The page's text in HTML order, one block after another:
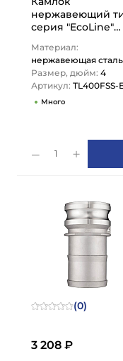
нержавеющий
серия "EcoLine"
резьба BSP 4",
AISI304,…
Материал:
нержавеющая
Размер, дюйм: 4
Артикул: TL400FSS-
Много
1
(0)
3 208 ₽